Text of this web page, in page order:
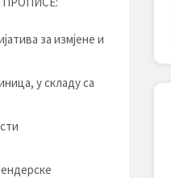
за измјене и
у складу са